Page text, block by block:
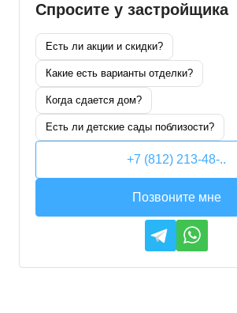
Спросите у застройщика
Есть ли акции и скидки?
Какие есть варианты отделки?
Когда сдается дом?
Есть ли детские сады поблизости?
+7 (812) 213-48-..
Позвоните мне